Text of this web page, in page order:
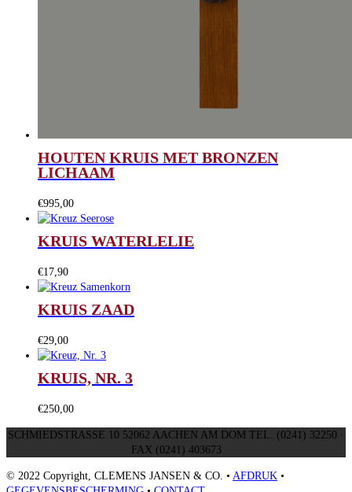
HOUTEN KRUIS MET BRONZEN
LICHAAM
€995,00
KRUIS WATERLELIE
€17,90
KRUIS ZAAD
€29,00
KRUIS, NR. 3
€250,00
SCHMIEDSTRASSE 10 52062 AACHEN AM DOM TEL. (0241) 32250 ·
FAX (0241) 403673
© 2022 Copyright, CLEMENS JANSEN & CO. • AFDRUK •